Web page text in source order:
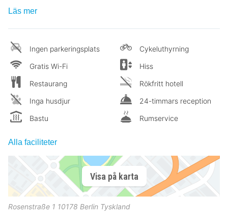
Läs mer
Ingen parkeringsplats
Gratis Wi-Fi
Restaurang
Inga husdjur
Bastu
Cykeluthyrning
Hiss
Rökfritt hotell
24-timmars reception
Rumservice
Alla faciliteter
Visa på karta
Rosenstraße 1 10178 Berlin Tyskland